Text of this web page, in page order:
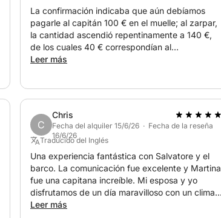
La confirmación indicaba que aún debíamos
pagarle al capitán 100 € en el muelle; al zarpar,
la cantidad ascendió repentinamente a 140 €,
de los cuales 40 € correspondían al
combustible. Este cambio no se comunicó en
Leer más
C
Chris
Fecha del alquiler 15/6/26 · Fecha de la reseña
16/6/26
Traducido del Inglés
Una experiencia fantástica con Salvatore y el
barco. La comunicación fue excelente y Martina
fue una capitana increíble. Mi esposa y yo
disfrutamos de un día maravilloso con un clima
precioso, vistas espectaculares, champán y
Leer más